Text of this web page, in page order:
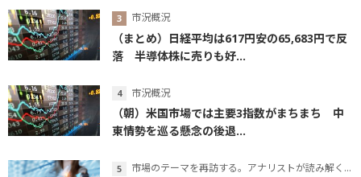
市況概況
（まとめ）日経平均は617円安の65,683円で反
落 半導体株に売りも好...
市況概況
（朝）米国市場では主要3指数がまちまち 中
東情勢を巡る懸念の後退...
市場のテーマを再訪する。アナリストが読み解くテーマの本質